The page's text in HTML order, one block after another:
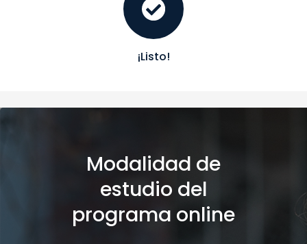
¡Listo!
Modalidad de
estudio del
programa online